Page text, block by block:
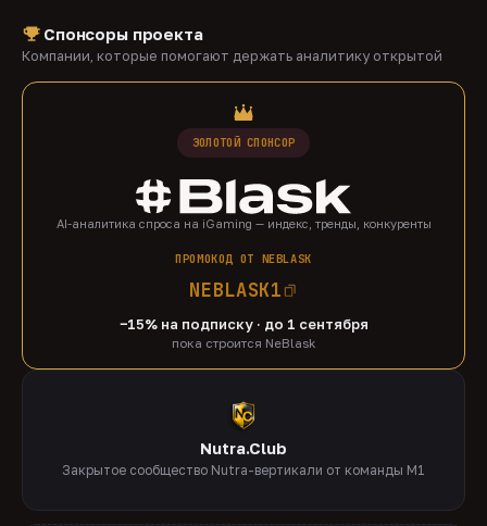
Спонсоры проекта
Компании, которые помогают держать аналитику открытой
ЗОЛОТОЙ СПОНСОР
AI-аналитика спроса на iGaming — индекс, тренды, конкуренты
ПРОМОКОД ОТ NEBLASK
NEBLASK1
−15% на подписку · до 1 сентября
пока строится NeBlask
Nutra.Club
Закрытое сообщество Nutra-вертикали от команды M1